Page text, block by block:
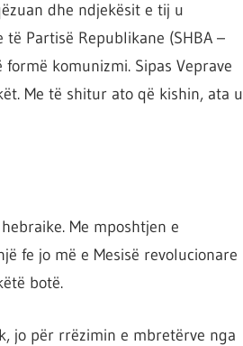
dhe ndjekësit e tij u
Partisë Republikane (SHBA –
komunizmi. Sipas Veprave
Me të shitur ato që kishin, ata u
Me mposhtjen e
fe jo më e Mesisë revolucionare
botë.
jo për rrëzimin e mbretërve nga